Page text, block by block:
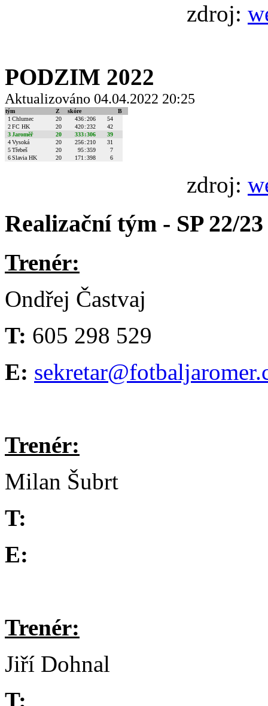
zdroj:
PODZIM 2022
Aktualizováno 04.04.2022 20:25
tým Z skóre
B
1Chlumec 20 436:206
54
2FC HK 20 420:232
42
3Jaroměř 20 333:306
39
4Vysoká 20 256:210
31
5Třebeš 20 95:359
7
6Slavia HK 20 171:398 6
zdroj:
Realizační tým - SP 22/23
Trenér:
Ondřej Častvaj
T: 605 298 529
E:
Trenér:
Milan Šubrt
T:
E:
Trenér:
Jiří Dohnal
T: